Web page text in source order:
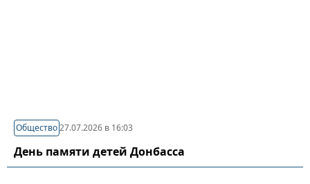
Общество27.07.2026 в 16:03
День памяти детей Донбасса